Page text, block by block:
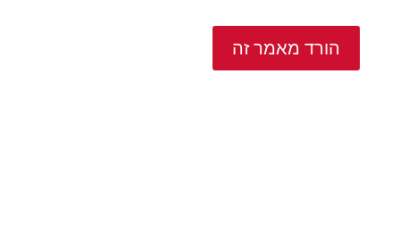
הורד מאמר זה